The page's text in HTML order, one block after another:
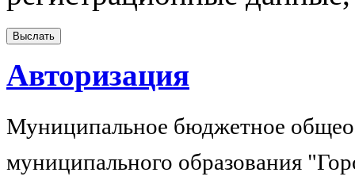
Авторизация
Муниципальное бюджетное
муниципального образования